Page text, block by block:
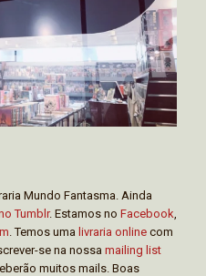
Mundo Fantasma. Ainda
Tumblr. Estamos no Facebook
. Temos uma livraria online com
se na nossa mailing list
muitos mails. Boas